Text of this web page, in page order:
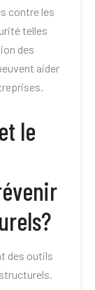
contre les
telles
des
aider
le
des outils